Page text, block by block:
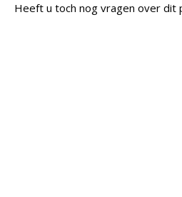
Heeft u toch nog vragen over dit